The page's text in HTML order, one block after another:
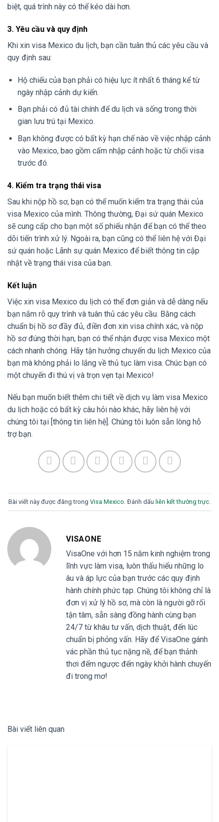
biệt, quá trình này có thể kéo dài hơn.
3. Yêu cầu và quy định
Khi xin visa Mexico du lịch, bạn cần tuân thủ các yêu cầu và
quy định sau:
Hộ chiếu của bạn phải có hiệu lực ít nhất 6 tháng kể từ
ngày nhập cảnh dự kiến.
Bạn phải có đủ tài chính để du lịch và sống trong thời
gian lưu trú tại Mexico.
Bạn không được có bất kỳ hạn chế nào về việc nhập cảnh
vào Mexico, bao gồm cấm nhập cảnh hoặc từ chối visa
trước đó.
4. Kiểm tra trạng thái visa
Sau khi nộp hồ sơ, bạn có thể muốn kiểm tra trạng thái của
visa Mexico của mình. Thông thường, Đại sứ quán Mexico
sẽ cung cấp cho bạn một số phiếu nhận để bạn có thể theo
dõi tiến trình xử lý. Ngoài ra, bạn cũng có thể liên hệ với Đại
sứ quán hoặc Lãnh sự quán Mexico để biết thông tin cập
nhật về trạng thái visa của bạn.
Kết luận
Việc xin visa Mexico du lịch có thể đơn giản và dễ dàng nếu
bạn nắm rõ quy trình và tuân thủ các yêu cầu. Bằng cách
chuẩn bị hồ sơ đầy đủ, điền đơn xin visa chính xác, và nộp
hồ sơ đúng thời hạn, bạn có thể nhận được visa Mexico một
cách nhanh chóng. Hãy tận hưởng chuyến du lịch Mexico của
bạn mà không phải lo lắng về thủ tục làm visa. Chúc bạn có
một chuyến đi thú vị và trọn vẹn tại Mexico!
Nếu bạn muốn biết thêm chi tiết về dịch vụ làm visa Mexico
du lịch hoặc có bất kỳ câu hỏi nào khác, hãy liên hệ với
chúng tôi tại [thông tin liên hệ]. Chúng tôi luôn sẵn lòng hỗ
trợ bạn.
Bài viết này được đăng trong Visa Mexico . Đánh dấu liên kết thường trực
VISAONE
VisaOne với hơn 15 năm kinh nghiệm trong
lĩnh vực làm visa, luôn thấu hiểu những lo
âu và áp lực của bạn trước các quy định
hành chính phức tạp. Chúng tôi không chỉ là
đơn vị xử lý hồ sơ, mà còn là người gỡ rối
tận tâm, sẵn sàng đồng hành cùng bạn
24/7 từ khâu tư vấn, dịch thuật, đến lúc
chuẩn bị phỏng vấn. Hãy để VisaOne gánh
vác phần thủ tục nặng nề, để bạn thảnh
thơi đếm ngược đến ngày khởi hành chuyến
đi trong mơ!
Bài viết liên quan